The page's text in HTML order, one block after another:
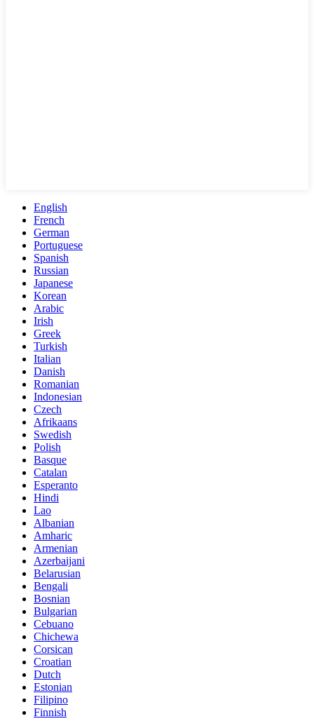
English
French
German
Portuguese
Spanish
Russian
Japanese
Korean
Arabic
Irish
Greek
Turkish
Italian
Danish
Romanian
Indonesian
Czech
Afrikaans
Swedish
Polish
Basque
Catalan
Esperanto
Hindi
Lao
Albanian
Amharic
Armenian
Azerbaijani
Belarusian
Bengali
Bosnian
Bulgarian
Cebuano
Chichewa
Corsican
Croatian
Dutch
Estonian
Filipino
Finnish